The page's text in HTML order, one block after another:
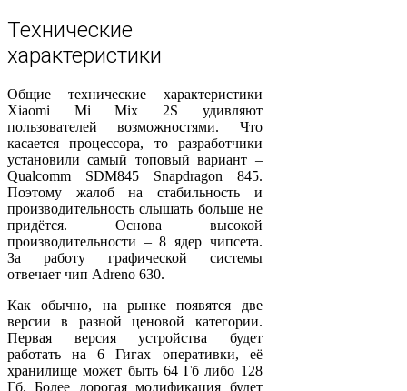
Технические
характеристики
Общие технические характеристики
Xiaomi Mi Mix 2S удивляют
пользователей возможностями. Что
касается процессора, то разработчики
установили самый топовый вариант –
Qualcomm SDM845 Snapdragon 845.
Поэтому жалоб на стабильность и
производительность слышать больше не
придётся. Основа высокой
производительности – 8 ядер чипсета.
За работу графической системы
отвечает чип Adreno 630.
Как обычно, на рынке появятся две
версии в разной ценовой категории.
Первая версия устройства будет
работать на 6 Гигах оперативки, её
хранилище может быть 64 Гб либо 128
Гб. Более дорогая модификация будет